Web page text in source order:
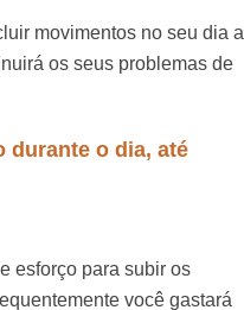
movimentos no seu dia a
os seus problemas de
durante o dia, até
esforço para subir os
você gastará